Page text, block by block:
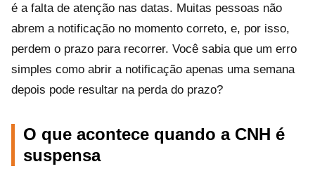
é a falta de atenção nas datas. Muitas pessoas não
abrem a notificação no momento correto, e, por isso,
perdem o prazo para recorrer. Você sabia que um erro
simples como abrir a notificação apenas uma semana
depois pode resultar na perda do prazo?
O que acontece quando a CNH é
suspensa